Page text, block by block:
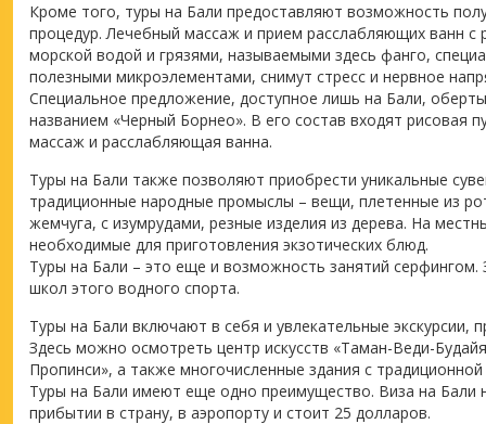
Кроме того, туры на Бали предоставляют возможность
процедур. Лечебный массаж и прием расслабляющих ванн
морской водой и грязями, называемыми здесь фанго,
полезными микроэлементами, снимут стресс и нервное
Специальное предложение, доступное лишь на Бали,
названием «Черный Борнео». В его состав входят рисовая
массаж и расслабляющая ванна.
Туры на Бали также позволяют приобрести уникальные
традиционные народные промыслы – вещи, плетенные из
жемчуга, с изумрудами, резные изделия из дерева. На
необходимые для приготовления экзотических блюд.
Туры на Бали – это еще и возможность занятий серфингом.
школ этого водного спорта.
Туры на Бали включают в себя и увлекательные экскурсии,
Здесь можно осмотреть центр искусств «Таман-Веди-
Пропинси», а также многочисленные здания с традиционной
Туры на Бали имеют еще одно преимущество. Виза на Бали
прибытии в страну, в аэропорту и стоит 25 долларов.